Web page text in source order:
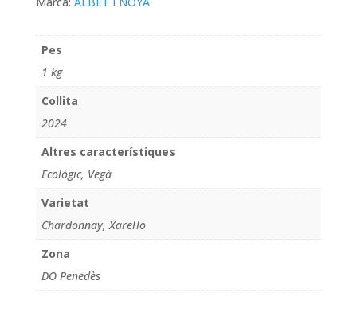
Pes
1 kg
Collita
2024
Altres característiques
Ecològic, Vegà
Varietat
Chardonnay, Xarel·lo
Zona
DO Penedès